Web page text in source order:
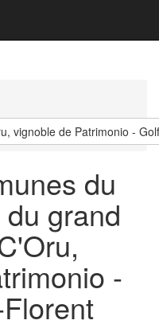
vignoble de Patrimonio -
du
grand
-